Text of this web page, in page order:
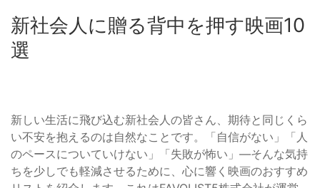
新社会人に贈る背中を押す映画10
選
新しい生活に飛び込む新社会人の皆さん、期待と同じくら
い不安を抱えるのは自然なことです。「自信がない」「人
のペースについていけない」「失敗が怖い」—そんな気持
ちを少しでも軽減させるために、心に響く映画のおすすめ